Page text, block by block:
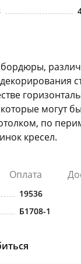
могут
по
кресел.
Оплата
19536
Б1708-1
раз в